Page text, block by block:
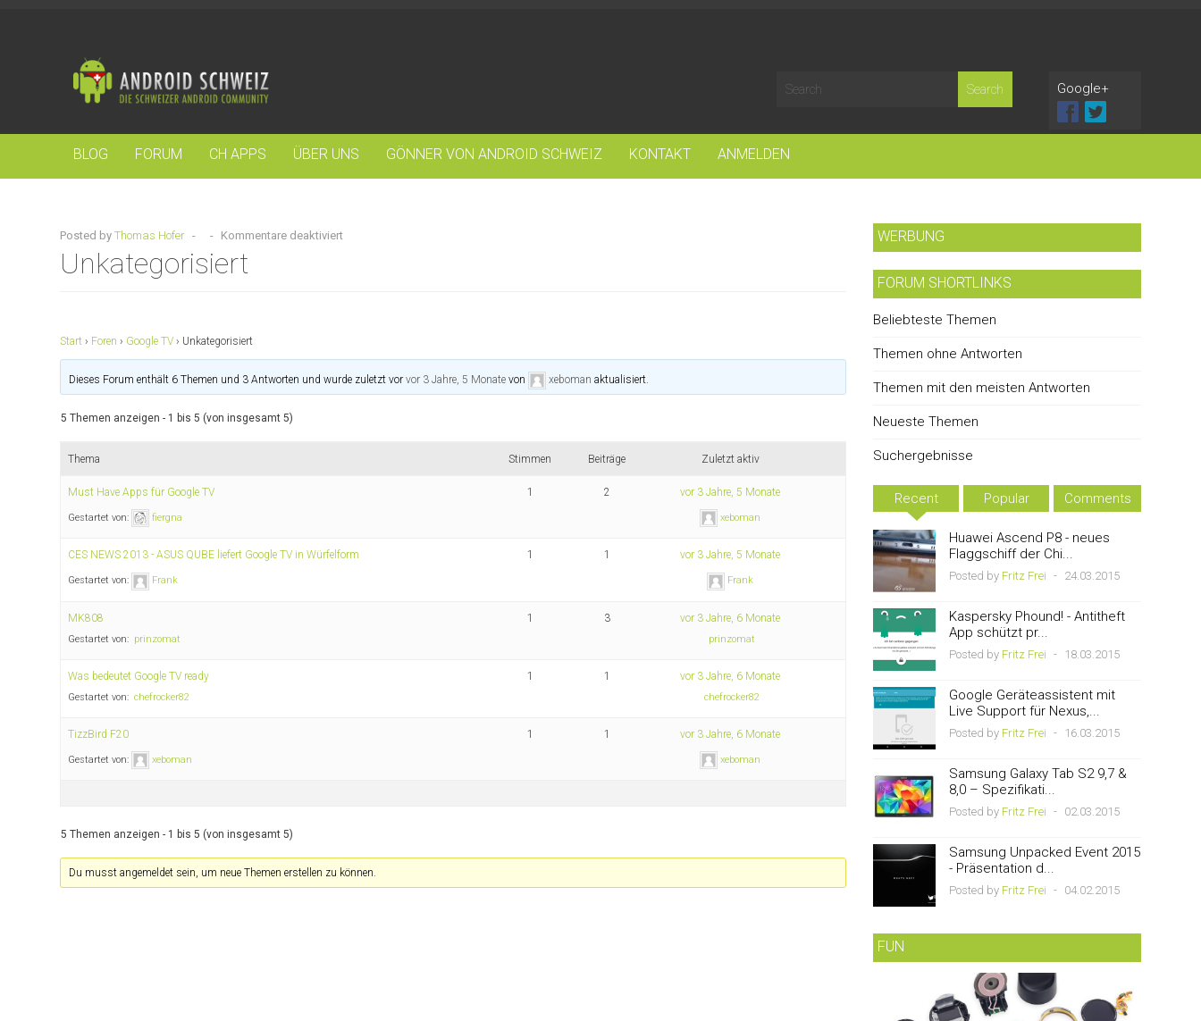
Google+
BLOG FORUM CH APPS ÜBER UNS GÖNNER VON ANDROID SCHWEIZ KONTAKT ANMELDEN
Posted by Thomas Hofer - - Kommentare deaktiviert
Unkategorisiert
Start › Foren › Google TV › Unkategorisiert
Dieses Forum enthält 6 Themen und 3 Antworten und wurde zuletzt vorvor 3 Jahre, 5 Monate von xeboman aktualisiert.
5 Themen anzeigen - 1 bis 5 (von insgesamt 5)
Thema Stimmen Beiträge Zuletzt aktiv
Must Have Apps für Google TV
Gestartet von: fiergna
1 2 vor 3 Jahre, 5 Monate
xeboman
CES NEWS 2013 - ASUS QUBE liefert Google TV in Würfelform
Gestartet von: Frank
1 1 vor 3 Jahre, 5 Monate
Frank
MK808
Gestartet von: prinzomat
1 3 vor 3 Jahre, 6 Monate
prinzomat
Was bedeutet Google TV ready
Gestartet von: chefrocker82
1 1 vor 3 Jahre, 6 Monate
chefrocker82
TizzBird F20
Gestartet von: xeboman
1 1 vor 3 Jahre, 6 Monate
xeboman
5 Themen anzeigen - 1 bis 5 (von insgesamt 5)
Du musst angemeldet sein, um neue Themen erstellen zu können.
WERBUNG
FORUM SHORTLINKS
Beliebteste Themen
Themen ohne Antworten
Themen mit den meisten Antworten
Neueste Themen
Suchergebnisse
Recent Popular Comments
Huawei Ascend P8 - neues
Flaggschiff der Chi...
Posted by Fritz Frei - 24.03.2015
Kaspersky Phound! - Antitheft
App schützt pr...
Posted by Fritz Frei - 18.03.2015
Google Geräteassistent mit
Live Support für Nexus,...
Posted by Fritz Frei - 16.03.2015
Samsung Galaxy Tab S2 9,7 &
8,0 – Spezifikati...
Posted by Fritz Frei - 02.03.2015
Samsung Unpacked Event 2015
- Präsentation d...
Posted by Fritz Frei - 04.02.2015
FUN